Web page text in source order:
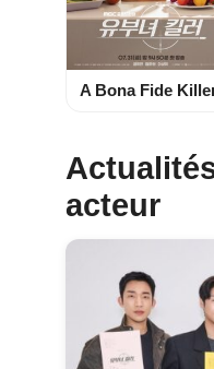
A Bona Fide
acteur